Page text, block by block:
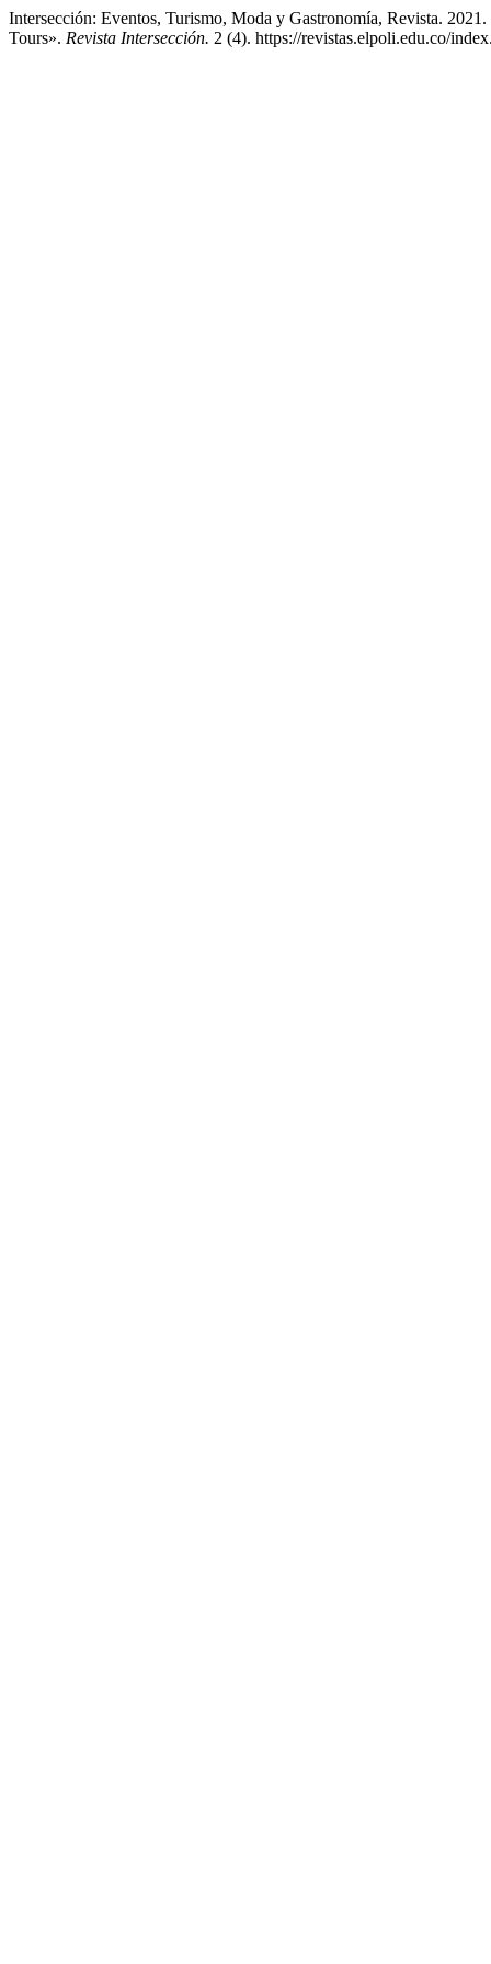
Intersección: Eventos, Turismo, Moda y Gastronomía, Revista.
Tours». Revista Intersección. 2 (4). https://revistas.elpoli.edu.co/